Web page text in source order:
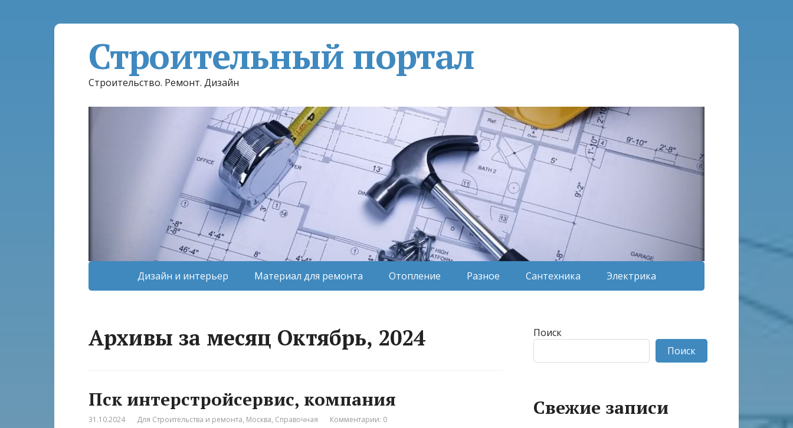
Строительный портал
Строительство. Ремонт. Дизайн
Дизайн и интерьер Материал для ремонта Отопление Разное Сантехника Электрика
Архивы за месяц Октябрь, 2024
Пск интерстройсервис, компания
31.10.2024 Для Строительства и ремонта, Москва, Справочная Комментарии: 0
Поиск
Поиск
Свежие записи